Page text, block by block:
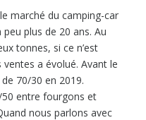
marché du camping-car
plus de 20 ans. Au
tonnes, si ce n’est
ventes a évolué. Avant le
70/30 en 2019.
50 entre fourgons et
nous parlons avec